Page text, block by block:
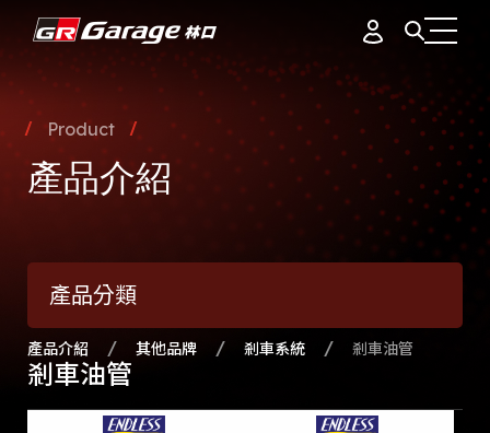
據點簡介
品牌故事
專業團隊
會員制度
最新消息
會員資料
訂單紀錄
通知中心
登出
Product
產品介紹
產品分類
產品介紹 其他品牌 剎車系統 剎車油管
剎車油管